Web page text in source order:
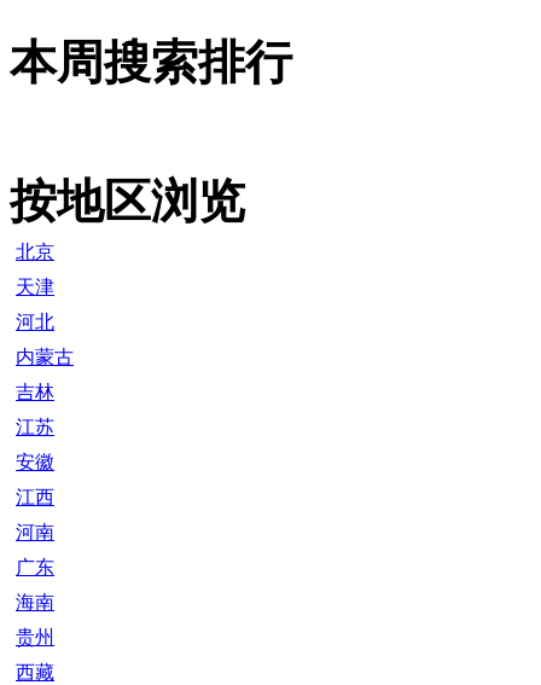
本周搜索排行
按地区浏览
北京
天津
河北
内蒙古
吉林
江苏
安徽
江西
河南
广东
海南
贵州
西藏